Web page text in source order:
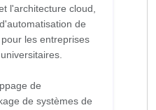
l'architecture cloud,
de
les entreprises
de
de systèmes de